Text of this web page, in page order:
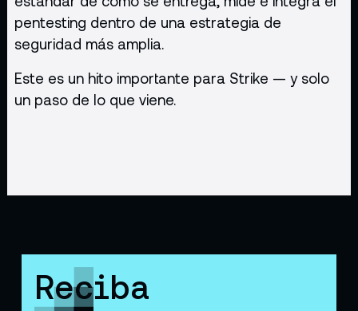
pentesting dentro de una estrategia de
seguridad más amplia.
Este es un hito importante para Strike — y solo
un paso de lo que viene.
Reciba